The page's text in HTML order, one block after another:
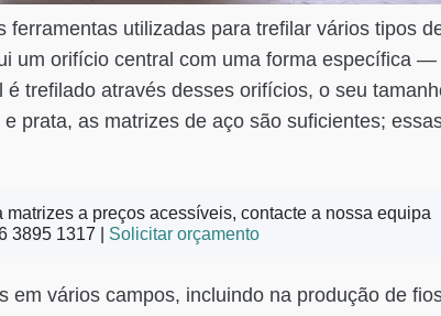
ferramentas utilizadas para trefilar vários tipos
um orifício central com uma forma específica —
trefilado através desses orifícios, o seu
prata, as matrizes de aço são suficientes;
a preços acessíveis, contacte a nossa equipa
3895 1317 | Solicitar orçamento
vários campos, incluindo na produção de